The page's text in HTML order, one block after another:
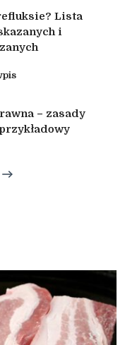
Lista
i
– zasady